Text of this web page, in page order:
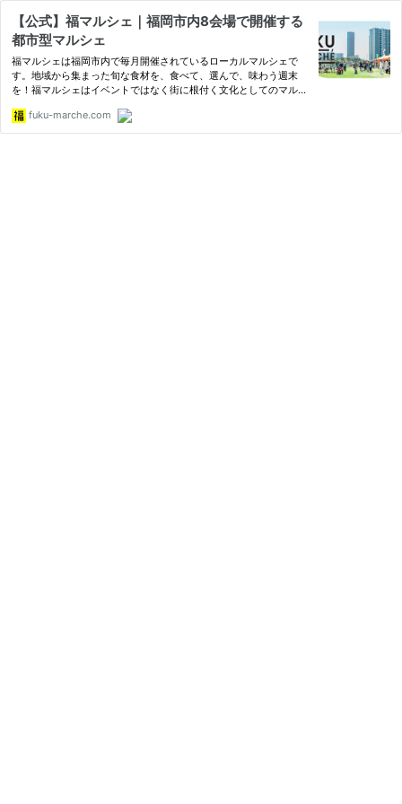
【公式】福マルシェ｜福岡市内8会場で開催する
都市型マルシェ
福マルシェは福岡市内で毎月開催されているローカルマルシェで
す。地域から集まった旬な食材を、食べて、選んで、味わう週末
を！福マルシェはイベントではなく街に根付く文化としてのマルシ
fuku-marche.com